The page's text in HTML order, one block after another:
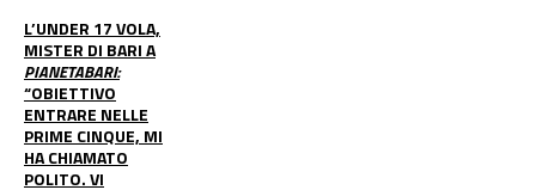
L’UNDER 17 VOLA,
MISTER DI BARI A
PIANETABARI:
“OBIETTIVO
ENTRARE NELLE
PRIME CINQUE, MI
HA CHIAMATO
POLITO. VI